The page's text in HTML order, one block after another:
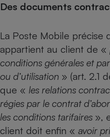
Des documents
La Poste Mobile précise
appartient au client de «
conditions générales et
ou d’utilisation » (art. 2.1
que « les relations
régies par le contrat
les conditions tarifaires »,
client doit enfin « avoir